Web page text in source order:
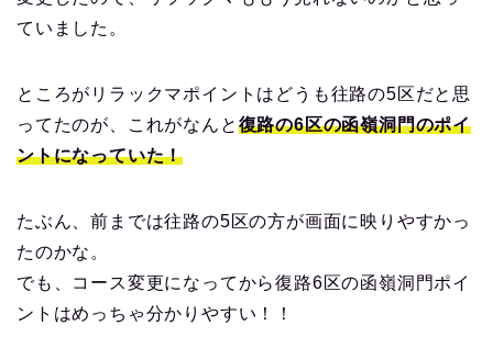
ていました。
ところがリラックマポイントはどうも往路の5区だと思
ってたのが、これがなんと 復路の6区の函嶺洞門のポイ
ントになっていた！
たぶん、前までは往路の5区の方が画面に映りやすかっ
たのかな。
でも、コース変更になってから復路6区の函嶺洞門ポイ
ントはめっちゃ分かりやすい！！